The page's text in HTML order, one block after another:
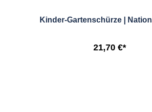
Kinder-Gartenschürze |
21,70 €*